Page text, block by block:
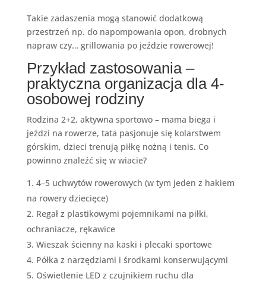
Takie zadaszenia mogą stanowić dodatkową
przestrzeń np. do napompowania opon, drobnych
napraw czy… grillowania po jeździe rowerowej!
Przykład zastosowania –
praktyczna organizacja dla 4-
osobowej rodziny
Rodzina 2+2, aktywna sportowo – mama biega i
jeździ na rowerze, tata pasjonuje się kolarstwem
górskim, dzieci trenują piłkę nożną i tenis. Co
powinno znaleźć się w wiacie?
4–5 uchwytów rowerowych (w tym jeden z hakiem
na rowery dziecięce)
Regał z plastikowymi pojemnikami na piłki,
ochraniacze, rękawice
Wieszak ścienny na kaski i plecaki sportowe
Półka z narzędziami i środkami konserwującymi
Oświetlenie LED z czujnikiem ruchu dla